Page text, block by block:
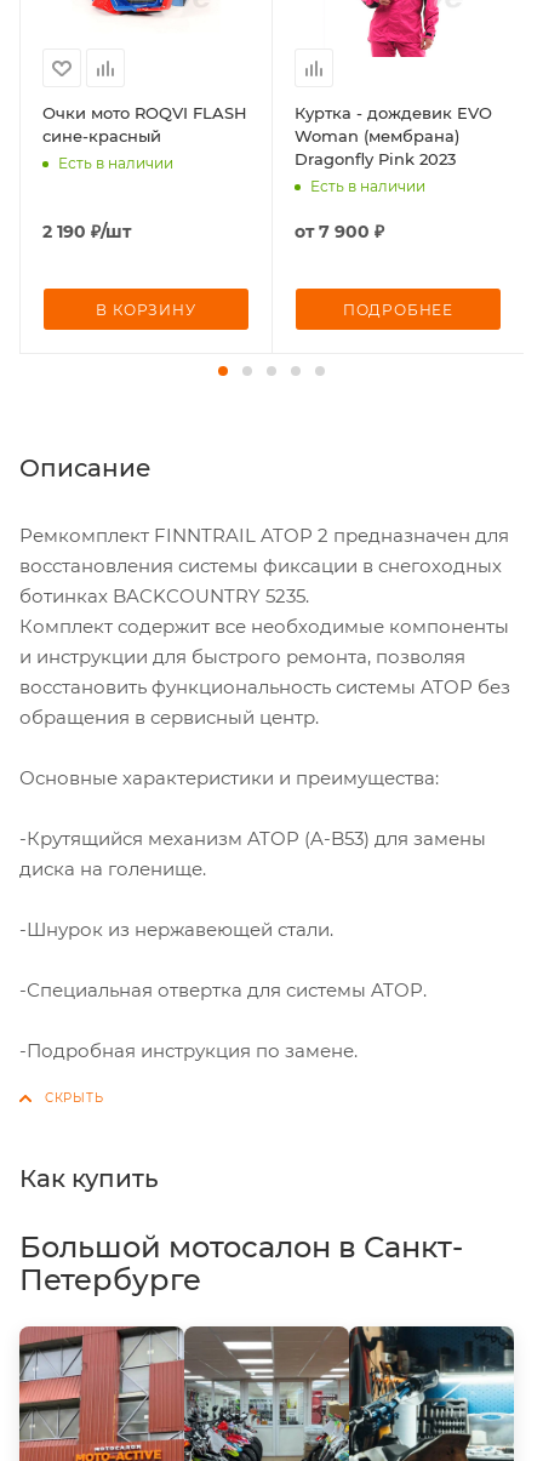
Очки мото ROQVI FLASH
сине-красный
Есть в наличии
2 190 ₽/шт
В КОРЗИНУ
Куртка - дождевик EVO
Woman (мембрана)
Dragonfly Pink 2023
Есть в наличии
от7 900 ₽
ПОДРОБНЕЕ
Описание
Ремкомплект FINNTRAIL ATOP 2 предназначен для
восстановления системы фиксации в снегоходных
ботинках BACKCOUNTRY 5235.
Комплект содержит все необходимые компоненты
и инструкции для быстрого ремонта, позволяя
восстановить функциональность системы ATOP без
обращения в сервисный центр.
Основные характеристики и преимущества:
-Крутящийся механизм ATOP (A-B53) для замены
диска на голенище.
-Шнурок из нержавеющей стали.
-Специальная отвертка для системы ATOP.
-Подробная инструкция по замене.
Как купить
Большой мотосалон в Санкт-
Петербурге